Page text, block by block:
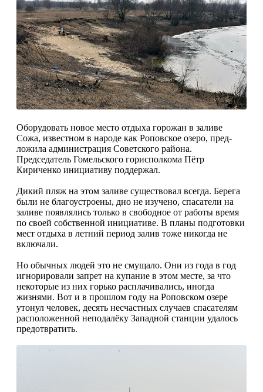
Оборудовать новое место отдыха горожан в заливе
Сожа, известном в народе как Роповское озеро, пред­
ложила администрация Советского района.
Председатель Гомельского горисполкома Пётр
Кириченко ини­циативу поддержал.
Дикий пляж на этом заливе суще­ствовал всегда. Берега
были не бла­гоустроены, дно не изучено, спаса­тели на
заливе появлялись только в свободное от работы время
по сво­ей собственной инициативе. В пла­ны подготовки
мест отдыха в лет­ний период залив тоже никогда не
включали.
Но обычных людей это не смуща­ло. Они из года в год
игнорирова­ли запрет на купание в этом месте, за что
некоторые из них горько рас­плачивались, иногда
жизнями. Вот и в прошлом году на Роповском озере
утонул человек, десять несчастных случаев спасателям
расположенной неподалёку Западной станции уда­лось
предотвратить.